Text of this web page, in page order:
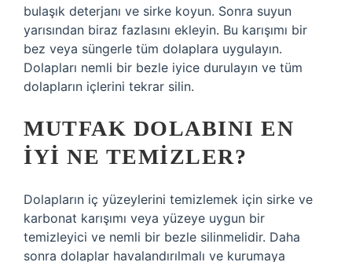
bulaşık deterjanı ve sirke koyun. Sonra suyun
yarısından biraz fazlasını ekleyin. Bu karışımı bir
bez veya süngerle tüm dolaplara uygulayın.
Dolapları nemli bir bezle iyice durulayın ve tüm
dolapların içlerini tekrar silin.
MUTFAK DOLABINI EN
IYI NE TEMIZLER?
Dolapların iç yüzeylerini temizlemek için sirke ve
karbonat karışımı veya yüzeye uygun bir
temizleyici ve nemli bir bezle silinmelidir. Daha
sonra dolaplar havalandırılmalı ve kurumaya